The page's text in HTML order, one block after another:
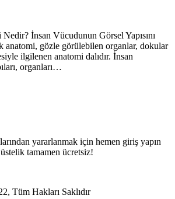
İnsan Vücudunun Görsel Yapısını
anatomi, gözle görülebilen organlar, dokular
ilgilenen anatomi dalıdır. İnsan
organları…
yararlanmak için hemen giriş yapın
tamamen ücretsiz!
Tüm Hakları Saklıdır